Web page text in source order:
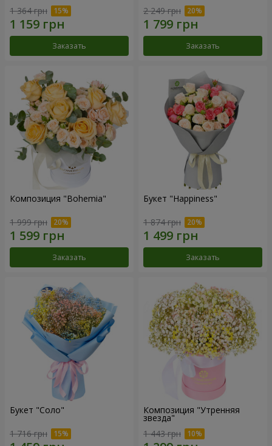
1 364 грн
Заказать
2 249 грн
Заказать
Композиция "Bohemia"
1 999 грн
Заказать
Букет "Happiness"
1 874 грн
Заказать
Букет "Соло"
1 716 грн
Композиция "Утренняя
звезда"
1 443 грн